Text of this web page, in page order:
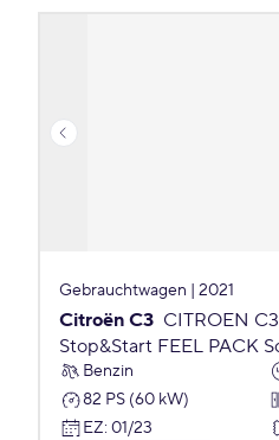
Gebrauchtwagen | 2021
Citroën C3 CITROEN
Stop&Start FEEL PACK
Benzin
82 PS (60 kW)
EZ: 01/23